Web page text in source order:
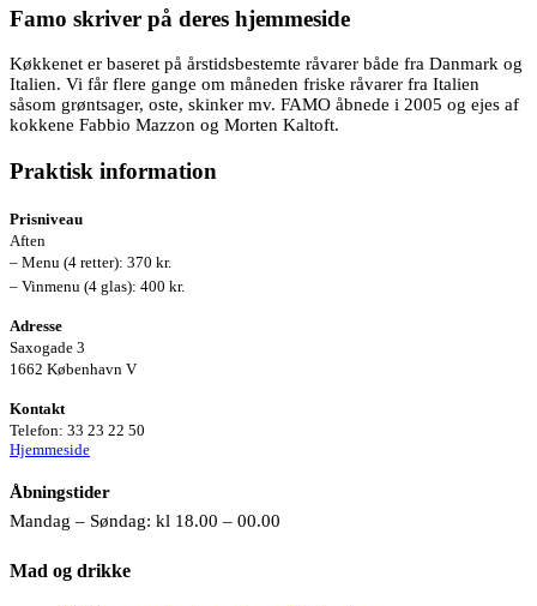
Famo skriver på deres hjemmeside
Køkkenet er baseret på årstidsbestemte råvarer både fra Danmark og
Italien. Vi får flere gange om måneden friske råvarer fra Italien
såsom grøntsager, oste, skinker mv. FAMO åbnede i 2005 og ejes af
kokkene Fabbio Mazzon og Morten Kaltoft.
Praktisk information
Prisniveau
Aften
– Menu (4 retter): 370 kr.
– Vinmenu (4 glas): 400 kr.
Adresse
Saxogade 3
1662 København V
Kontakt
Telefon: 33 23 22 50
Hjemmeside
Åbningstider
Mandag – Søndag: kl 18.00 – 00.00
Mad og drikke